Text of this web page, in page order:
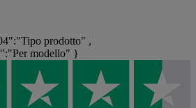
prodotto" ,
modello" }